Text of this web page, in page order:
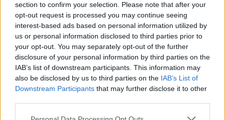
section to confirm your selection. Please note that after your
opt-out request is processed you may continue seeing
interest-based ads based on personal information utilized by
us or personal information disclosed to third parties prior to
your opt-out. You may separately opt-out of the further
disclosure of your personal information by third parties on the
IAB’s list of downstream participants. This information may
also be disclosed by us to third parties on the IAB’s List of
Downstream Participants that may further disclose it to other
ξεκάθαρες θέσεις για τη μία και μόνη διαφορά που
έχουμε με την Τουρκία, την οριοθέτηση δηλαδή
της ΑΟΖ και της υφαλοκρηπίδας. Τα θέματα που εκ
του πονηρού και αυθαίρετα επιχειρεί η Τουρκία να
βάλει στην ημερησία διάταξη είναι ανυπόστατα.
Είτε πρόκειται για εθνική κυριαρχία, είτε για
κυριαρχικά δικαιώματα στερεά θεμελιωμένα στο
Διεθνές Δίκαιο, είτε για την αποστρατιωτικοποίηση
των νήσων»